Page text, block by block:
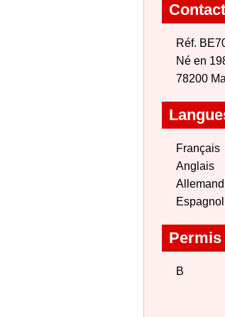
Contact
Réf.
Né en
78200
Français
Anglais
Allemand
Espagnol
Permis
B